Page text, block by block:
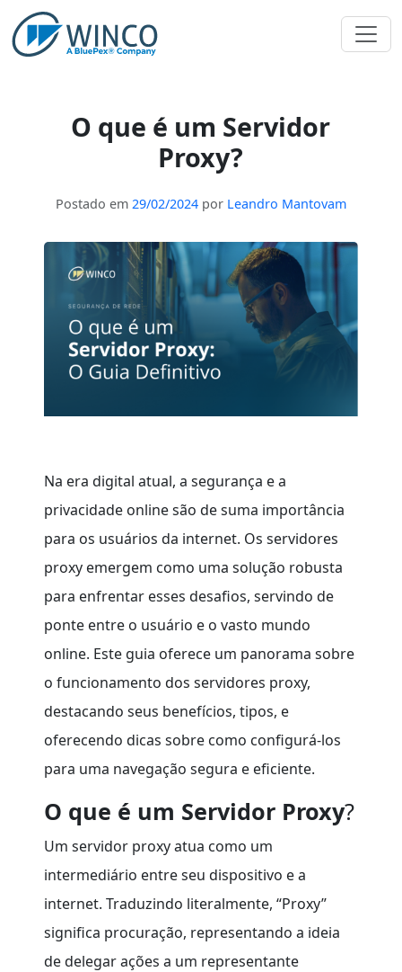
Pular
para
O que é um Servidor
Proxy?
Postado em 29/02/2024por Leandro Mantovam
Na era digital atual, a segurança e a
privacidade online são de suma importância
para os usuários da internet. Os servidores
proxy emergem como uma solução robusta
para enfrentar esses desafios, servindo de
ponte entre o usuário e o vasto mundo
online. Este guia oferece um panorama sobre
o funcionamento dos servidores proxy,
destacando seus benefícios, tipos, e
oferecendo dicas sobre como configurá-los
para uma navegação segura e eficiente.
O que é um Servidor Proxy?
Um servidor proxy atua como um
intermediário entre seu dispositivo e a
internet. Traduzindo literalmente, “Proxy”
significa procuração, representando a ideia
de delegar ações a um representante